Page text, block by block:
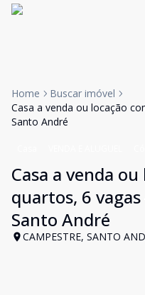
Home
Buscar imóvel
Casa a venda ou locação
Santo André
Casa a venda
quartos, 6
Santo André
CAMPESTRE, SANTO